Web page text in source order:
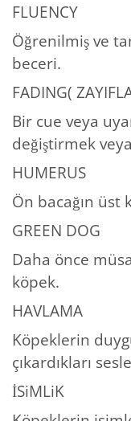
FLUENCY
Öğrenilmiş ve
beceri.
FADING(
Bir cue veya
değiştirmek
HUMERUS
Ön bacağın üst
GREEN DOG
Daha önce
köpek.
HAVLAMA
Köpeklerin
çıkardıkları
İSiMLiK